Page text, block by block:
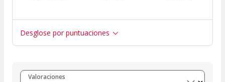
Desglose por puntuaciones
Entre 8 y 10 (40)
Valoraciones